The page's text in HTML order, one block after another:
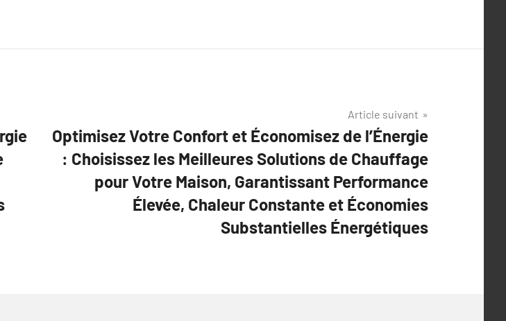
Article suivant
Optimisez Votre Confort et Économisez de l’Énergie
: Choisissez les Meilleures Solutions de Chauffage
pour Votre Maison, Garantissant Performance
Élevée, Chaleur Constante et Économies
Substantielles Énergétiques